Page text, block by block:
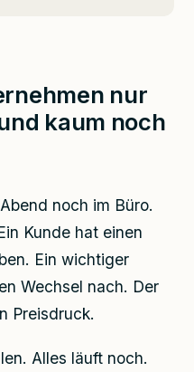
nur
kaum noch
noch im Büro.
Kunde hat einen
Ein wichtiger
Wechsel nach. Der
Preisdruck.
Alles läuft noch.